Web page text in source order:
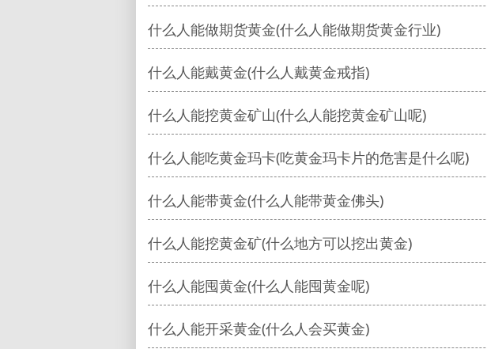
什么人能做期货黄金(什么人能做期货黄金行业)
什么人能戴黄金(什么人戴黄金戒指)
什么人能挖黄金矿山(什么人能挖黄金矿山呢)
什么人能吃黄金玛卡(吃黄金玛卡片的危害是什么呢)
什么人能带黄金(什么人能带黄金佛头)
什么人能挖黄金矿(什么地方可以挖出黄金)
什么人能囤黄金(什么人能囤黄金呢)
什么人能开采黄金(什么人会买黄金)